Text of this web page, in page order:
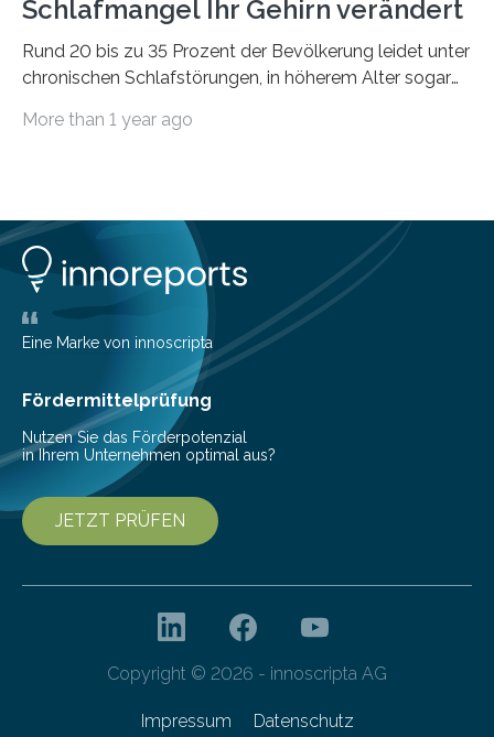
Schlafmangel Ihr Gehirn verändert
Rund 20 bis zu 35 Prozent der Bevölkerung leidet unter
chronischen Schlafstörungen, in höherem Alter sogar
Erwachsene kennt zudem ein kurzfristiges Schlafdefizit:
Forscher:innen konnten in einer aktuellen Metastudie
zeigen, dass sich die jeweils beteiligten Gehirnregionen
deutlich unterscheiden. Die Ergebnisse der Studie
wurden im Fachmagazin JAMA Psychiatry
veröffentlicht. „Schlechter…
More than 1 year ago
Eine Marke von innoscripta
Fördermittelprüfung
Nutzen Sie das Förderpotenzial
in Ihrem Unternehmen optimal aus?
JETZT PRÜFEN
Copyright © 2026 - innoscripta AG
Impressum Datenschutz